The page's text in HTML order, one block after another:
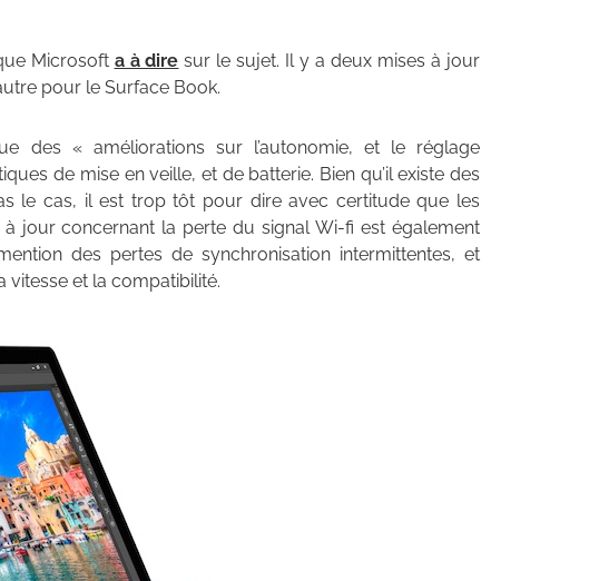
Microsoft a à dire sur le sujet. Il y a deux mises à jour
pour le Surface Book.
des « améliorations sur l’autonomie, et le réglage
de mise en veille, et de batterie. Bien qu’il existe des
le cas, il est trop tôt pour dire avec certitude que les
jour concernant la perte du signal Wi-fi est également
des pertes de synchronisation intermittentes, et
vitesse et la compatibilité.